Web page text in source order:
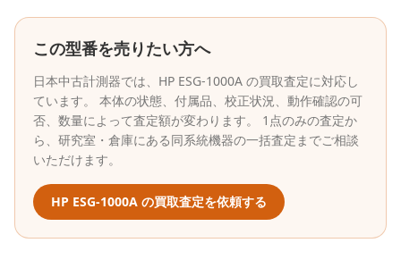
この型番を売りたい方へ
日本中古計測器では、 HP ESG-1000A の買取査定に対応し
ています。 本体の状態、付属品、校正状況、動作確認の可
否、数量によって査定額が変わります。 1点のみの査定か
ら、研究室・倉庫にある同系統機器の一括査定までご相談
いただけます。
HP ESG-1000A の買取査定を依頼する